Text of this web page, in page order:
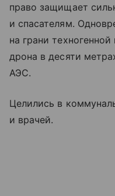
право защищает
и спасателям.
на грани
дрона в десяти
АЭС.
Целились в
и врачей.